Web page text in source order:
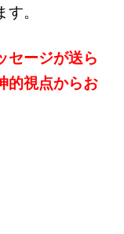
。
セージが送ら
的視点からお